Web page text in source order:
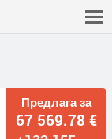
Предлага за
67 569.78 €